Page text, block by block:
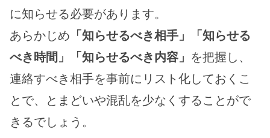
に知らせる必要があります。
あらかじめ 「知らせるべき相手」「知らせる
べき時間」「知らせるべき内容」 を把握し、
連絡すべき相手を事前にリスト化しておくこ
とで、とまどいや混乱を少なくすることがで
きるでしょう。